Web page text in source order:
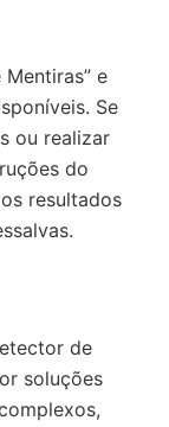
e
Se
ou realizar
do
resultados
de
soluções